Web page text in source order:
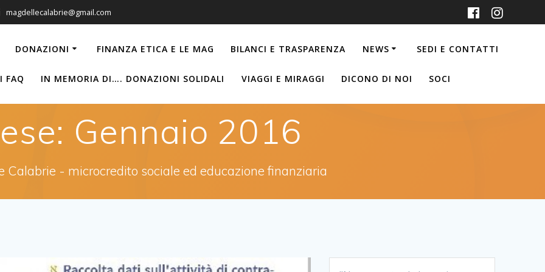
magdellecalabrie@gmail.com
DONAZIONI FINANZA ETICA E LE MAG BILANCI E TRASPARENZA NEWS SEDI E CONTATTI
FAQ IN MEMORIA DI…. DONAZIONI SOLIDALI VIAGGI E MIRAGGI DICONO DI NOI SOCI
Gennaio 2016
Calabrie - microcredito sociale ed educazione finanziaria